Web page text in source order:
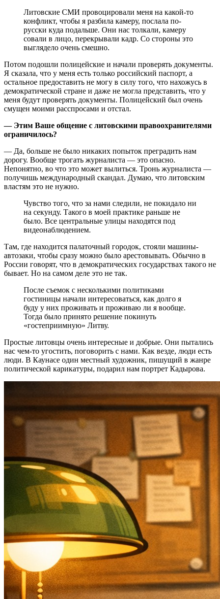
Литовские СМИ провоцировали меня на какой-то
конфликт, чтобы я разбила камеру, послала по-
русски куда подальше. Они нас толкали, камеру
совали в лицо, перекрывали кадр. Со стороны это
выглядело очень смешно.
Потом подошли полицейские и начали проверять документы.
Я сказала, что у меня есть только российский паспорт, а
остальное предоставить не могу в силу того, что нахожусь в
демократической стране и даже не могла представить, что у
меня будут проверять документы. Полицейский был очень
смущен моими расспросами и отстал.
— Этим Ваше общение с литовскими правоохранителями
ограничилось?
— Да, больше не было никаких попыток преградить нам
дорогу. Вообще трогать журналиста — это опасно.
Непонятно, во что это может вылиться. Тронь журналиста —
получишь международный скандал. Думаю, что литовским
властям это не нужно.
Чувство того, что за нами следили, не покидало ни
на секунду. Такого в моей практике раньше не
было. Все центральные улицы находятся под
видеонаблюдением.
Там, где находится палаточный городок, стояли машины-
автозаки, чтобы сразу можно было арестовывать. Обычно в
России говорят, что в демократических государствах такого не
бывает. Но на самом деле это не так.
После съемок с несколькими политиками
гостиницы начали интересоваться, как долго я
буду у них проживать и проживаю ли я вообще.
Тогда было принято решение покинуть
«гостеприимную» Литву.
Простые литовцы очень интересные и добрые. Они пытались
нас чем-то угостить, поговорить с нами. Как везде, люди есть
люди. В Каунасе один местный художник, пишущий в жанре
политической карикатуры, подарил нам портрет Кадырова.